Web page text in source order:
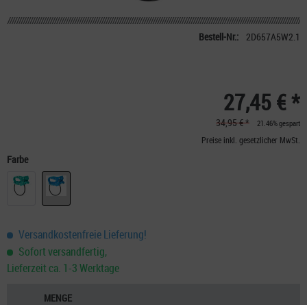
Bestell-Nr.: 2D657A5W2.1
27,45 € *
34,95 € * 21.46% gespart
Preise inkl. gesetzlicher MwSt.
Farbe
Versandkostenfreie Lieferung!
Sofort versandfertig,
Lieferzeit ca. 1-3 Werktage
MENGE